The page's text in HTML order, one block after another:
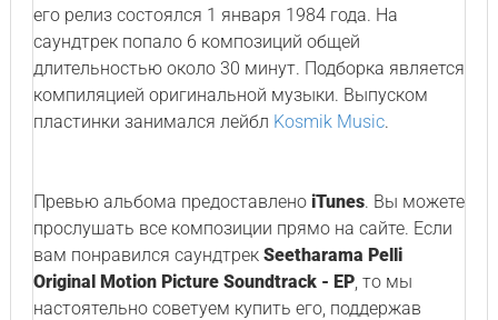
его релиз состоялся 1 января 1984 года. На
саундтрек попало 6 композиций общей
длительностью около 30 минут. Подборка является
компиляцией оригинальной музыки. Выпуском
пластинки занимался лейбл Kosmik Music.
Превью альбома предоставлено iTunes. Вы можете
прослушать все композиции прямо на сайте. Если
вам понравился саундтрек Seetharama Pelli
Original Motion Picture Soundtrack - EP, то мы
настоятельно советуем купить его, поддержав